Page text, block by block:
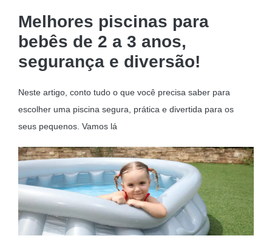
BARCOS INSUFLÁVEIS
INSUFLÁVEIS DE ÁGUA
COLCHÕES INSUFLÁVEIS
MOBILIÁRIO INSUFLÁVEL
CAMPISMO
ACESSÓRIOS PARA PISCINAS
PEÇAS DE SUBSTITUIÇÃO PARA PISCINAS
PEÇAS DE SUBSTITUIÇÃO PARA SPA
Melhores piscinas para
bebês de 2 a 3 anos,
segurança e diversão!
Neste artigo, conto tudo o que você precisa saber para
escolher uma piscina segura, prática e divertida para os
seus pequenos. Vamos lá